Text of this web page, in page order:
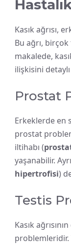
Kasık ağrısı,
Bu ağrı,
makalede,
ilişkisini
Prostat
Erkeklerde en
prostat
iltihabı (
yaşanabilir.
hipertrofisi)
Testis
Kasık
problemleridir.